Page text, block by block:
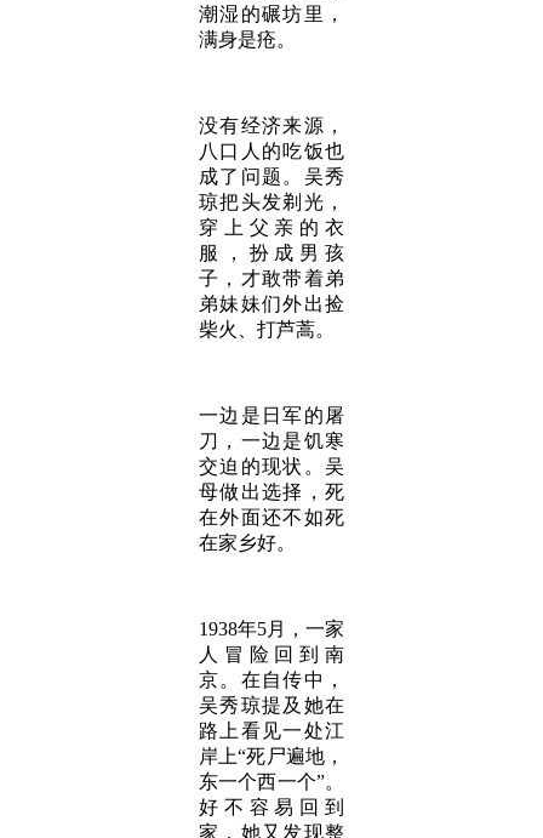
潮湿的碾坊里，
满身是疮。
没有经济来源，
八口人的吃饭也
成了问题。吴秀
琼把头发剃光，
穿上父亲的衣
服，扮成男孩
子，才敢带着弟
弟妹妹们外出捡
柴火、打芦蒿。
一边是日军的屠
刀，一边是饥寒
交迫的现状。吴
母做出选择，死
在外面还不如死
在家乡好。
1938年5月，一家
人冒险回到南
京。在自传中，
吴秀琼提及她在
路上看见一处江
岸上“死尸遍地，
东一个西一个”。
好不容易回到
家，她又发现整